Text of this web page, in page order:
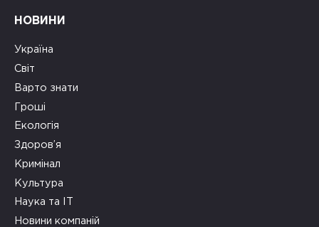
НОВИНИ
Україна
Світ
Варто знати
Гроші
Екологія
Здоров’я
Кримінал
Культура
Наука та ІТ
Новини компаній